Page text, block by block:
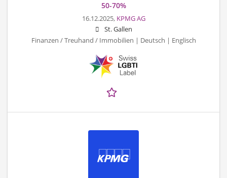
50-70%
16.12.2025, KPMG AG
St. Gallen
Finanzen / Treuhand / Immobilien | Deutsch | Englisch